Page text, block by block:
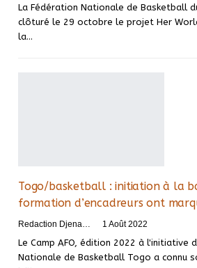
La Fédération Nationale de Basketball
clôturé le 29 octobre le projet Her
la…
Togo/basketball : initiation à la
formation d’encadreurs ont
Redaction DjenaSport 1 Août 2022
Le Camp AFO, édition 2022 à l'initiative
Nationale de Basketball Togo a connu